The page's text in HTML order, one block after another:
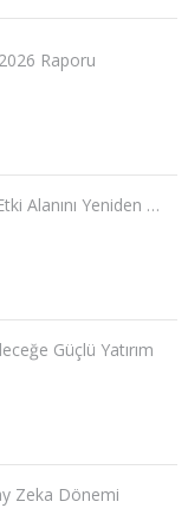
Raporu
Alanını Yeniden …
Güçlü Yatırım
Zeka Dönemi